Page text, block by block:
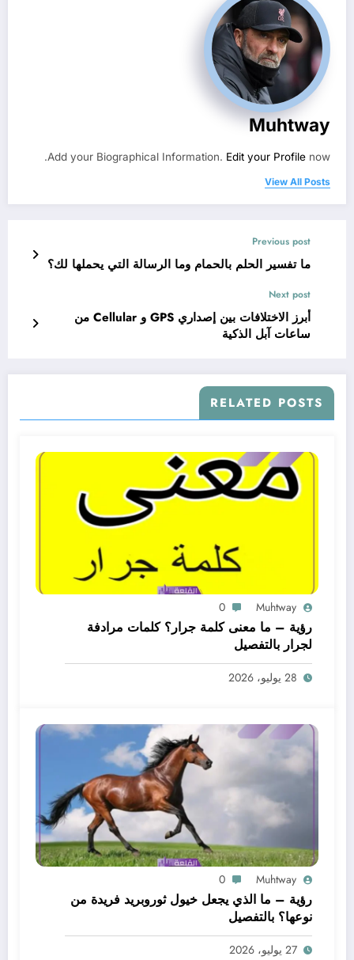
Muhtway
Add your Biographical Information. Edit your Profile now.
View All Posts
Previous post
ما تفسير الحلم بالحمام وما الرسالة التي يحملها لك؟
Next post
أبرز الاختلافات بين إصداري GPS و Cellular من
ساعات آبل الذكية
RELATED POSTS
Muhtway
0
رؤية – ما معنى كلمة جرار؟ كلمات مرادفة
لجرار بالتفصيل
28 يوليو، 2026
Muhtway
0
رؤية – ما الذي يجعل خيول ثوروبريد فريدة من
نوعها؟ بالتفصيل
27 يوليو، 2026